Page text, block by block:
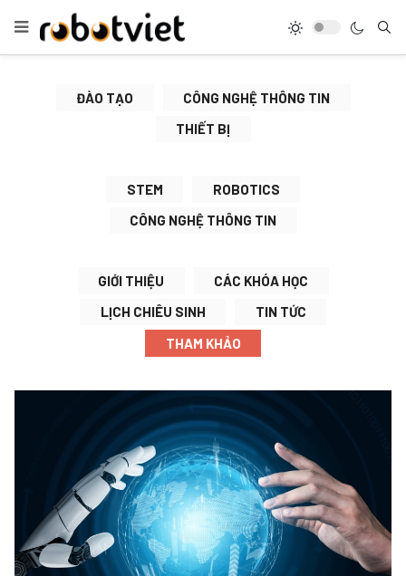
ĐÀO TẠO
CÔNG NGHỆ THÔNG TIN
THIẾT BỊ
STEM
ROBOTICS
CÔNG NGHỆ THÔNG TIN
GIỚI THIỆU
CÁC KHÓA HỌC
LỊCH CHIÊU SINH
TIN TỨC
THAM KHẢO